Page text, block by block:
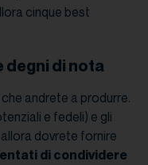
cinque best
degni di nota
andrete a produrre.
e fedeli) e gli
dovrete fornire
di condividere